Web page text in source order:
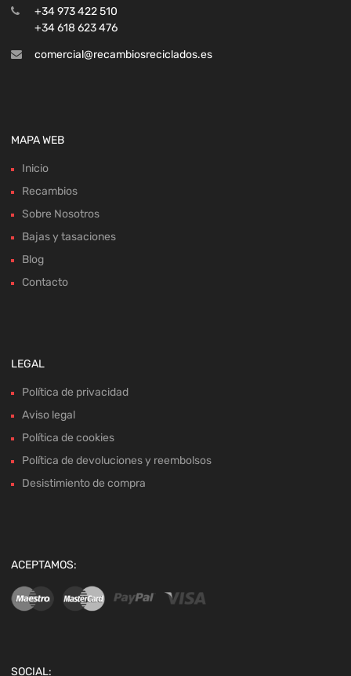
+34 973 422 510
+34 618 623 476
comercial@recambiosreciclados.es
MAPA WEB
Inicio
Recambios
Sobre Nosotros
Bajas y tasaciones
Blog
Contacto
LEGAL
Política de privacidad
Aviso legal
Política de cookies
Política de devoluciones y reembolsos
Desistimiento de compra
ACEPTAMOS:
SOCIAL: